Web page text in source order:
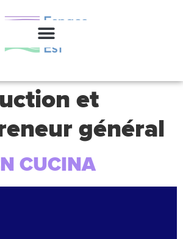
et
général
CUCINA